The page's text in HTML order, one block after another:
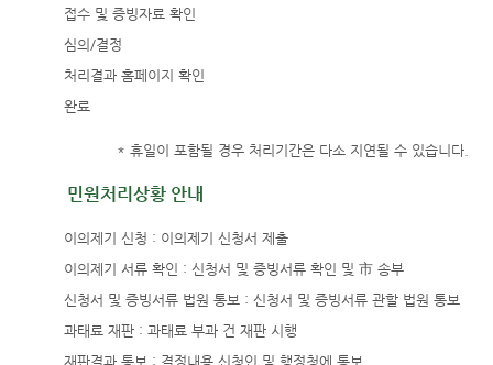
접수 및 증빙자료 확인
심의/결정
처리결과 홈페이지 확인
완료
* 휴일이 포함될 경우 처리기간은 다소 지연될 수 있습니다.
민원처리상황 안내
이의제기 신청 : 이의제기 신청서 제출
이의제기 서류 확인 : 신청서 및 증빙서류 확인 및 市 송부
신청서 및 증빙서류 법원 통보 : 신청서 및 증빙서류 관할 법원 통보
과태료 재판 : 과태료 부과 건 재판 시행
재판결과 통보 : 결정내용 신청인 및 행정청에 통보